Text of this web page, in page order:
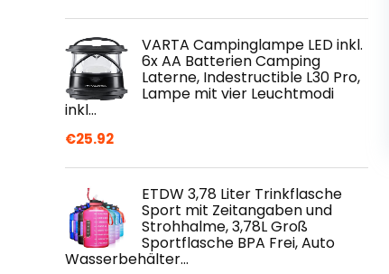
VARTA Campinglampe LED inkl.
6x AA Batterien Camping
Laterne, Indestructible L30 Pro,
Lampe mit vier Leuchtmodi
inkl…
€25.92
ETDW 3,78 Liter Trinkflasche
Sport mit Zeitangaben und
Strohhalme, 3,78L Groß
Sportflasche BPA Frei, Auto
Wasserbehälter…